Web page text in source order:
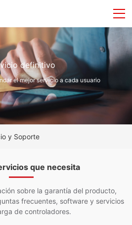
definitivo
el mejor servicio a cada usuario
y Soporte
que necesita
sobre la garantía del producto,
frecuentes, software y servicios
de controladores.